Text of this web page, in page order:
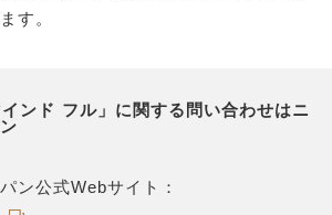
す。
ンド フル」に関する問い合わせはニ
ン公式Webサイト：